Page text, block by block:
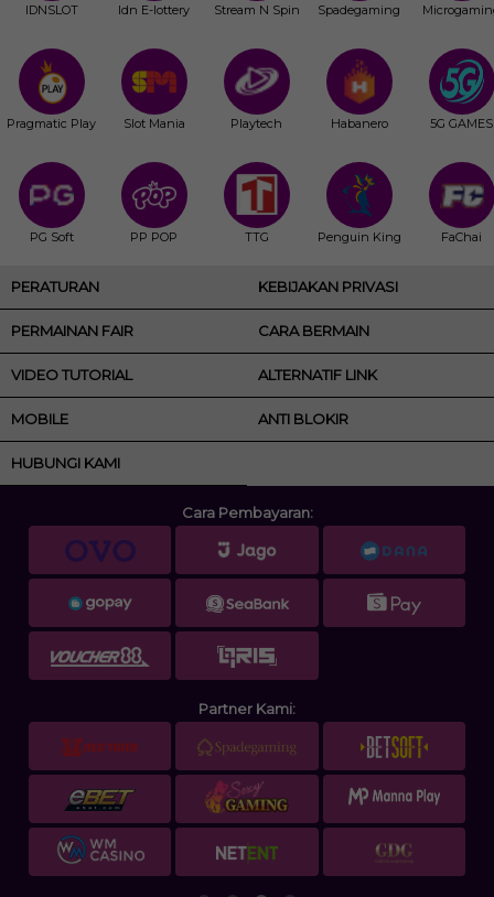
IDNSLOT
Pragmatic Play
PG Soft
Idn E-lottery
Slot Mania
PP POP
Stream N Spin
Playtech
TTG
Spadegaming
Habanero
Penguin King
5G GAMES
FaChai
PERATURAN KEBIJAKAN PRIVASI
PERMAINAN FAIR CARA BERMAIN
VIDEO TUTORIAL ALTERNATIF LINK
MOBILE ANTI BLOKIR
HUBUNGI KAMI
Cara Pembayaran:
Partner Kami: